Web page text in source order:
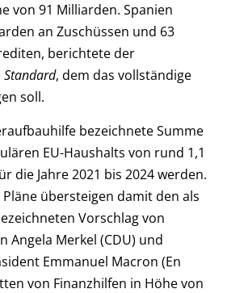
von 91 Milliarden. Spanien
an Zuschüssen und 63
berichtete der
Standard, dem das vollständige
soll.
bezeichnete Summe
EU-Haushalts von rund 1,1
die Jahre 2021 bis 2024 werden.
übersteigen damit den als
Vorschlag von
Angela Merkel (CDU) und
Emmanuel Macron (En
von Finanzhilfen in Höhe von